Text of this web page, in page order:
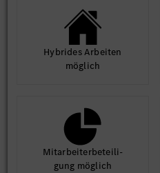
Hybrides Arbeiten
möglich
Mit­arbeiter­beteili­
gung möglich